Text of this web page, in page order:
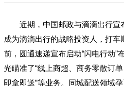
近期，中国邮政与滴滴出行宣
成为滴滴出行的战略投资人，打车
前，圆通速递宣布启动“闪电行动”
光瞄准了“线上商超、商务零散订
即拿即送”等业务。同城配送领域